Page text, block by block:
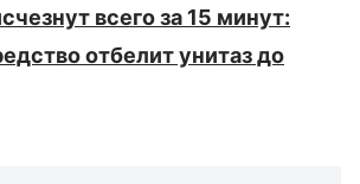
всего за 15 минут:
отбелит унитаз до